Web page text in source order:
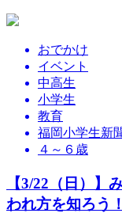
おでかけ
イベント
中高生
小学生
教育
福岡小学生新
４～６歳
【3/22（日）】
われ方を知ろう！